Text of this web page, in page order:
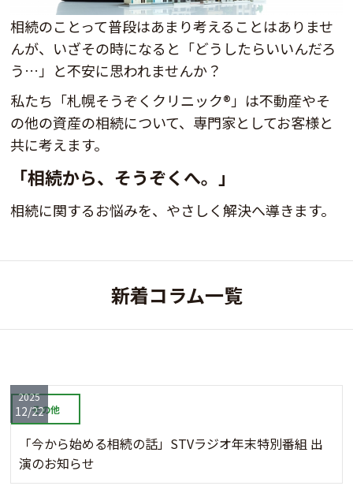
相続のことって普段はあまり考えることはありませ
んが、いざその時になると「どうしたらいいんだろ
う…」と不安に思われませんか？
私たち「札幌そうぞくクリニック®」は不動産やそ
の他の資産の相続について、専門家としてお客様と
共に考えます。
「相続から、そうぞくへ。」
相続に関するお悩みを、やさしく解決へ導きます。
新着コラム一覧
その他
「今から始める相続の話」STVラジオ年末特別番組 出
演のお知らせ
2025
12/22